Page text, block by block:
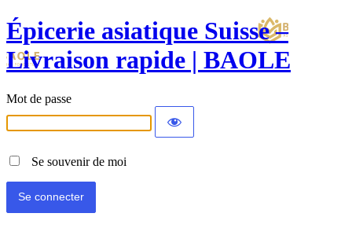
Épicerie asiatique Suisse –
Livraison rapide | BAOLE
Mot de passe
Se souvenir de moi